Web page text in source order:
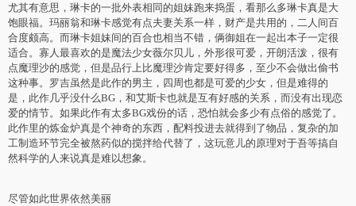
尤其有意思，琳卡的一批外表相同的姐妹跑来捣蛋，看那么多琳卡真是大
饱眼福。玛丽翁和琳卡感觉有点夫妻关系一样，财产是共用的，二人间百
合度颇高。而琳卡姐妹间的百合也相当不错，俩御姐在一起出本子一定很
适合。寡人最喜欢的是魔法少女薇尔贝儿，外形很可爱，开朗活泼，很有
点魔理沙的感觉，但是品行上比魔理沙肯定要好得多，至少不会做出偷书
这种事。罗吉虽然是此作的男主，四周也都是可爱的少女，但是难得的
是，此作几乎没什么BG，和艾斯卡也就是互有好感的关系，而没有出现恋
爱的情节。如果此作有太多BG戏份的话，恐怕就会多少有点俗的感觉了。
此作里的炼金炉真是个神奇的东西，配料投进去就得到了物品，复杂的加
工制造环节完全被熬药似的搅拌给代替了，这玩意儿的原理对于吾等搞自
然科学的人来说真是难以想象。
尽管如此世界依然美丽